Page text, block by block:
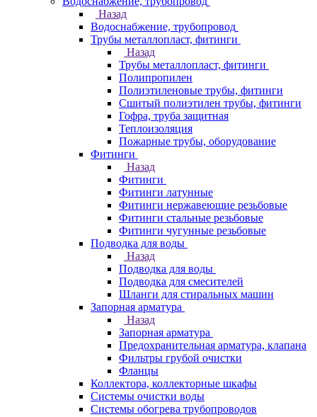
Назад
Водоснабжение, трубопровод
Трубы металлопласт, фитинги
Назад
Трубы металлопласт, фитинги
Полипропилен
Полиэтиленовые трубы, фитинги
Сшитый полиэтилен трубы, фитинги
Гофра, труба защитная
Теплоизоляция
Пожарные трубы, оборудование
Фитинги
Назад
Фитинги
Фитинги латунные
Фитинги нержавеющие резьбовые
Фитинги стальные резьбовые
Фитинги чугунные резьбовые
Подводка для воды
Назад
Подводка для воды
Подводка для смесителей
Шланги для стиральных машин
Запорная арматура
Назад
Запорная арматура
Предохранительная арматура, клапана
Фильтры грубой очистки
Фланцы
Коллектора, коллекторные шкафы
Системы очистки воды
Системы обогрева трубопроводов